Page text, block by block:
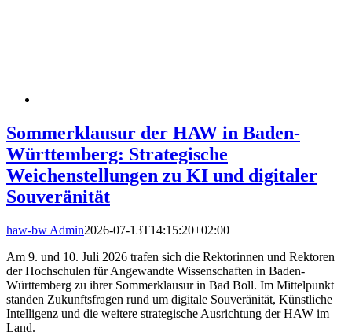
Sommerklausur der HAW in Baden-
Württemberg: Strategische
Weichenstellungen zu KI und digitaler
Souveränität
haw-bw Admin2026-07-13T14:15:20+02:00
Am 9. und 10. Juli 2026 trafen sich die Rektorinnen und Rektoren
der Hochschulen für Angewandte Wissenschaften in Baden-
Württemberg zu ihrer Sommerklausur in Bad Boll. Im Mittelpunkt
standen Zukunftsfragen rund um digitale Souveränität, Künstliche
Intelligenz und die weitere strategische Ausrichtung der HAW im
Land.